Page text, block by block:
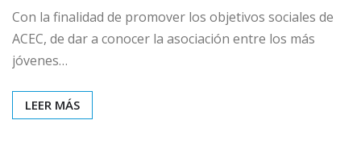
Con la finalidad de promover los objetivos sociales de
ACEC, de dar a conocer la asociación entre los más
jóvenes…
LEER MÁS